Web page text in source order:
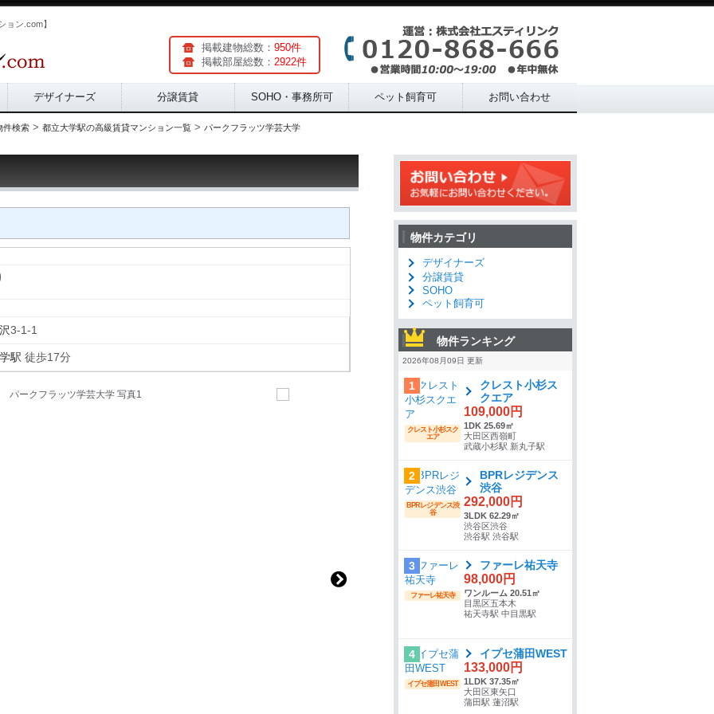
ョン.com】
掲載建物総数： 950件
掲載部屋総数： 2922件
デザイナーズ 分譲賃貸 SOHO・事務所可 ペット飼育可 お問い合わせ
件検索 > 都立大学駅の高級賃貸マンション一覧 > パークフラッツ学芸大学
3-1-1
駅 徒歩17分
物件カテゴリ
デザイナーズ
分譲賃貸
SOHO
ペット飼育可
物件ランキング
2026年08月09日 更新
1
クレスト小杉スク
エア
クレスト小杉ス
クエア
109,000円
1DK 25.69㎡
大田区西嶺町
武蔵小杉駅 新丸子駅
2
BPRレジデンス渋
谷
BPRレジデンス
渋谷
292,000円
3LDK 62.29㎡
渋谷区渋谷
渋谷駅 渋谷駅
3
ファーレ祐天寺
ファーレ祐天寺
98,000円
ワンルーム 20.51㎡
目黒区五本木
祐天寺駅 中目黒駅
4
イプセ蒲田WEST
イプセ蒲田WEST
133,000円
1LDK 37.35㎡
大田区東矢口
蒲田駅 蓮沼駅